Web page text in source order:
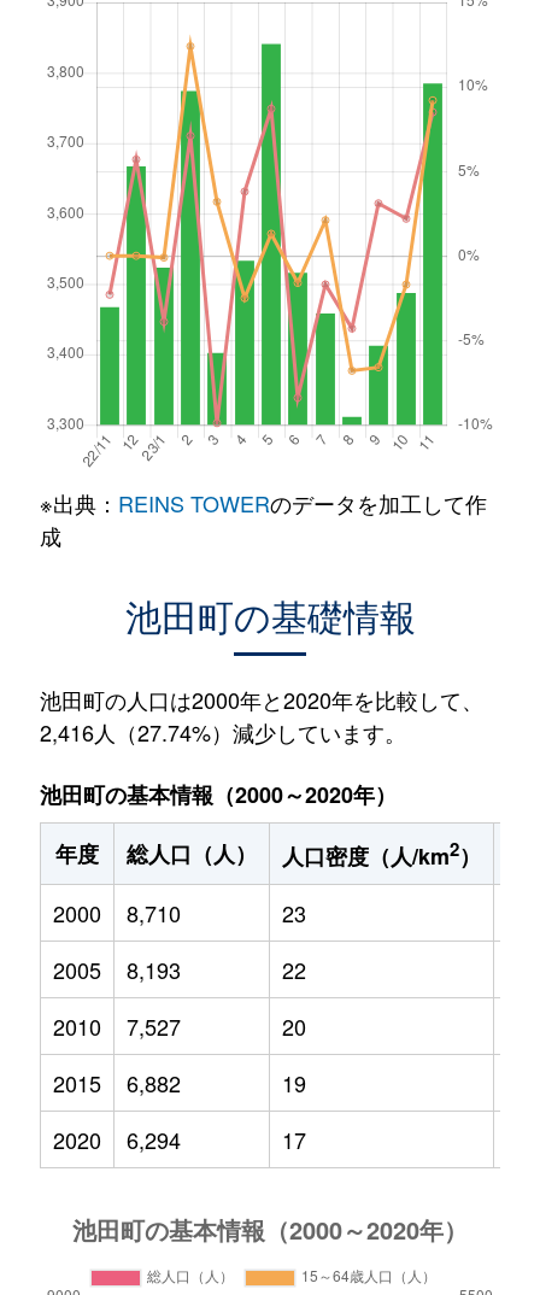
※出典： REINS TOWERのデータを加工して作
成
池田町の基礎情報
池田町の人口は2000年と2020年を比較して、
2,416人（27.74%）減少しています。
池田町の基本情報（2000～2020年）
年度
総人口（人） 人口密度（人/km2）
2000
8,710 23
2005
8,193 22
2010
7,527 20
2015
6,882 19
2020
6,294 17